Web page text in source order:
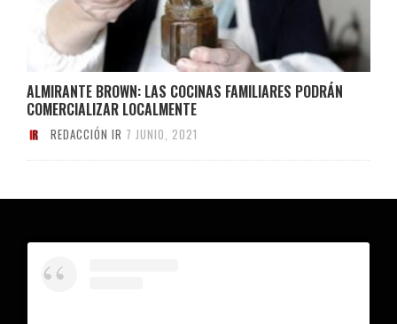
ALMIRANTE BROWN: LAS COCINAS FAMILIARES PODRÁN
COMERCIALIZAR LOCALMENTE
REDACCIÓN IR 7 JUNIO, 2021